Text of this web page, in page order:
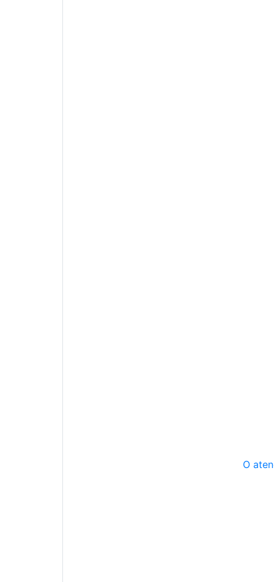
O